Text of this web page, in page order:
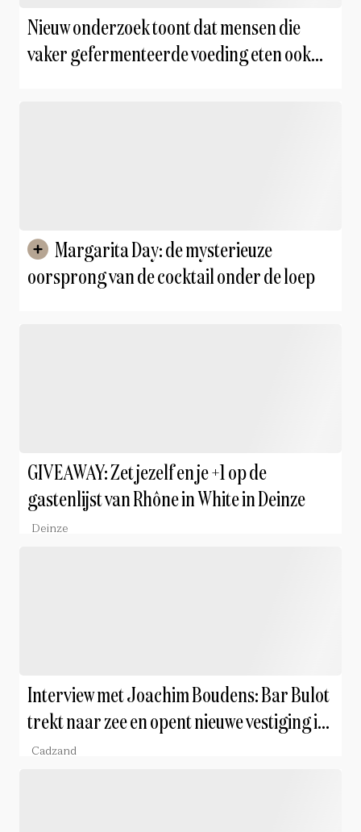
Nieuw onderzoek toont dat mensen die
vaker gefermenteerde voeding eten ook
oorsprong van de cocktail onder de loep
GIVEAWAY: Zet jezelf en je +1 op de
gastenlijst van Rhône in White in Deinze
Deinze
Interview met Joachim Boudens: Bar Bulot
trekt naar zee en opent nieuwe vestiging in
Cadzand
Cadzand